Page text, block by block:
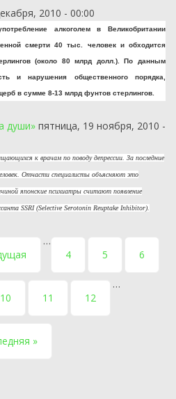
2010 - 00:00
алкоголем в Великобритании
смерти 40 тыс. человек и обходится
(около 80 млрд долл.). По данным
и нарушения общественного порядка,
в сумме 8-13 млрд фунтов стерлингов.
души» пятница, 19 ноября, 2010 -
к врачам по поводу депрессии. За последние
Отчасти специалисты объясняют это
японские психиатры считают появление
SSRI (Selective Serotonin Reuptake Inhibitor).
…
4
5 6
10 11 12
…
»